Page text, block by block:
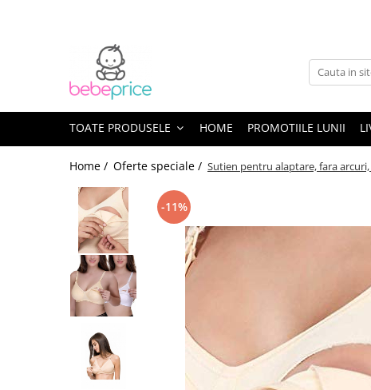
Toate Produsele
Centuri abdominale postnatale
Sutiene pentru alaptare
Costume de baie
Lenjerii patut & Paturici
Seturi maternitate nou nascut
Genti Maternitate & Port Bebe
Alimentatie bebe & Accesorii
Articole siguranta bebe
Activitati in aer liber & Vacanta
Lichidari de stoc
TOATE PRODUSELE HOME PROMOTIILE LUNII
Home / Oferte speciale / Sutien pentru alaptare, fara arcuri,
-11%